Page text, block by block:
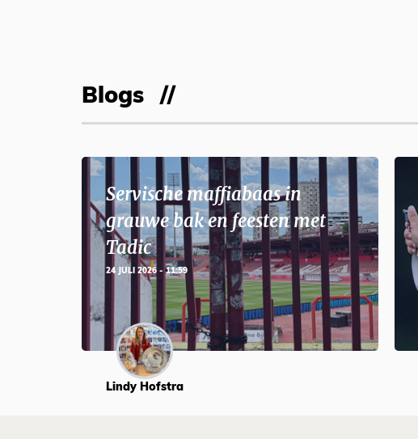
Blogs
Servische maffiabaas in
grauwe bak en feesten met
Tadic
24 JULI 2026 - 11:59
Lindy Hofstra